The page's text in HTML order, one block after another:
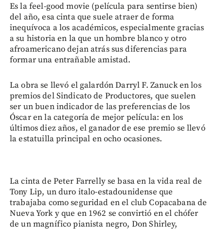
Es la feel-good movie (película para sentirse bien)
del año, esa cinta que suele atraer de forma
inequívoca a los académicos, especialmente gracias
a su historia en la que un hombre blanco y otro
afroamericano dejan atrás sus diferencias para
formar una entrañable amistad.
La obra se llevó el galardón Darryl F. Zanuck en los
premios del Sindicato de Productores, que suelen
ser un buen indicador de las preferencias de los
Óscar en la categoría de mejor película: en los
últimos diez años, el ganador de ese premio se llevó
la estatuilla principal en ocho ocasiones.
La cinta de Peter Farrelly se basa en la vida real de
Tony Lip, un duro italo-estadounidense que
trabajaba como seguridad en el club Copacabana de
Nueva York y que en 1962 se convirtió en el chófer
de un magnífico pianista negro, Don Shirley,